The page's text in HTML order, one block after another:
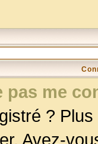
me
?
Avez-